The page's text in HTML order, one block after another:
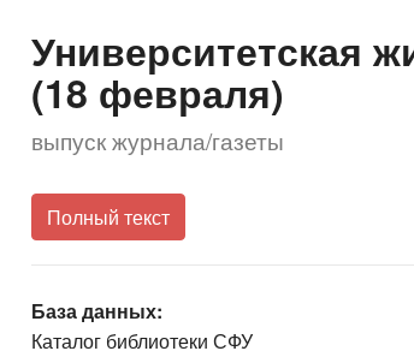
Университетская
(18 февраля)
выпуск журнала/газеты
Полный текст
База данных:
Каталог библиотеки СФУ